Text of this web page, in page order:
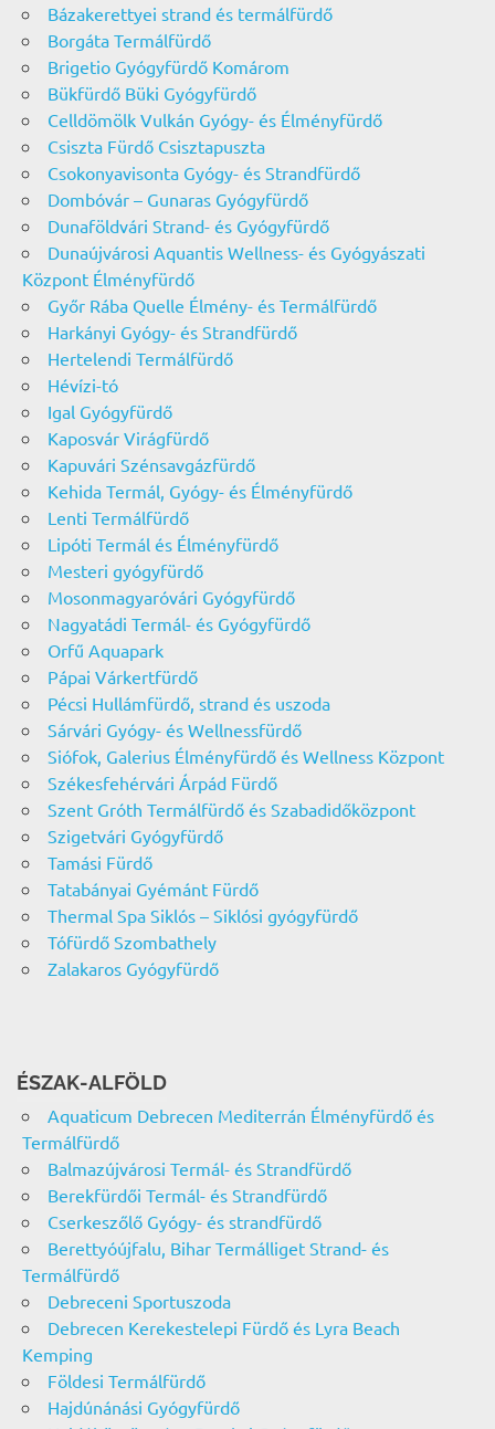
Bázakerettyei strand és termálfürdő
Borgáta Termálfürdő
Brigetio Gyógyfürdő Komárom
Bükfürdő Büki Gyógyfürdő
Celldömölk Vulkán Gyógy- és Élményfürdő
Csiszta Fürdő Csisztapuszta
Csokonyavisonta Gyógy- és Strandfürdő
Dombóvár – Gunaras Gyógyfürdő
Dunaföldvári Strand- és Gyógyfürdő
Dunaújvárosi Aquantis Wellness- és Gyógyászati
Központ Élményfürdő
Győr Rába Quelle Élmény- és Termálfürdő
Harkányi Gyógy- és Strandfürdő
Hertelendi Termálfürdő
Hévízi-tó
Igal Gyógyfürdő
Kaposvár Virágfürdő
Kapuvári Szénsavgázfürdő
Kehida Termál, Gyógy- és Élményfürdő
Lenti Termálfürdő
Lipóti Termál és Élményfürdő
Mesteri gyógyfürdő
Mosonmagyaróvári Gyógyfürdő
Nagyatádi Termál- és Gyógyfürdő
Orfű Aquapark
Pápai Várkertfürdő
Pécsi Hullámfürdő, strand és uszoda
Sárvári Gyógy- és Wellnessfürdő
Siófok, Galerius Élményfürdő és Wellness Központ
Székesfehérvári Árpád Fürdő
Szent Gróth Termálfürdő és Szabadidőközpont
Szigetvári Gyógyfürdő
Tamási Fürdő
Tatabányai Gyémánt Fürdő
Thermal Spa Siklós – Siklósi gyógyfürdő
Tófürdő Szombathely
Zalakaros Gyógyfürdő
ÉSZAK-ALFÖLD
Aquaticum Debrecen Mediterrán Élményfürdő és
Termálfürdő
Balmazújvárosi Termál- és Strandfürdő
Berekfürdői Termál- és Strandfürdő
Cserkeszőlő Gyógy- és strandfürdő
Berettyóújfalu, Bihar Termálliget Strand- és
Termálfürdő
Debreceni Sportuszoda
Debrecen Kerekestelepi Fürdő és Lyra Beach
Kemping
Földesi Termálfürdő
Hajdúnánási Gyógyfürdő